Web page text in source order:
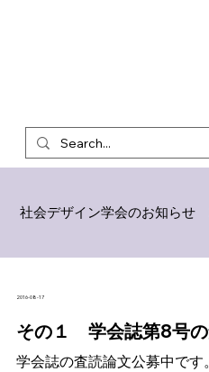
社会デザイン学会のお知ら
その１　学会誌第8号
学会誌の査読論文公募中です。
2016-08-17